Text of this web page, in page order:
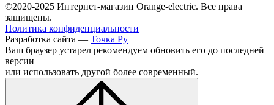
©2020-2025 Интернет-магазин Orange-electric. Все права
защищены.
Политика конфиденциальности
Разработка сайта — Точка Ру
Ваш браузер устарел рекомендуем обновить его до последней
версии
или использовать другой более современный.